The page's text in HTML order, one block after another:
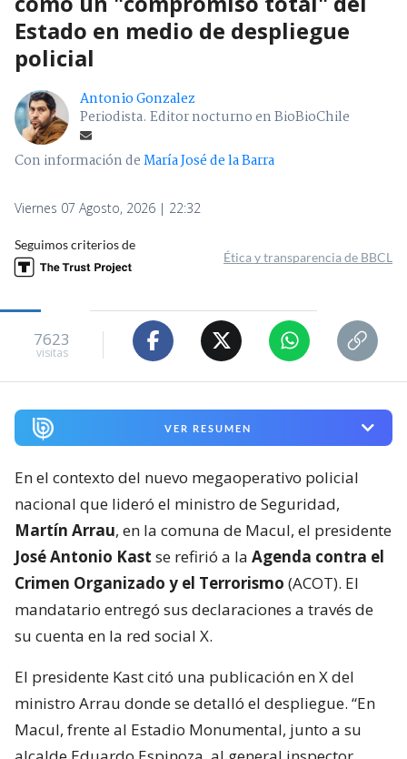
Estado en medio de despliegue
policial
Antonio Gonzalez
Periodista. Editor nocturno en BioBioChile
Con información deMaría José de la Barra
Viernes 07 Agosto, 2026 | 22:32
Seguimos criterios de
Ética y transparencia de BBCL
7623
visitas
VER RESUMEN
En el contexto del nuevo megaoperativo policial
nacional que lideró el ministro de Seguridad,
Martín Arrau, en la comuna de Macul, el presidente
José Antonio Kast se refirió a la Agenda contra el
Crimen Organizado y el Terrorismo (ACOT). El
mandatario entregó sus declaraciones a través de
su cuenta en la red social X.
El presidente Kast citó una publicación en X del
ministro Arrau donde se detalló el despliegue. “En
Macul, frente al Estadio Monumental, junto a su